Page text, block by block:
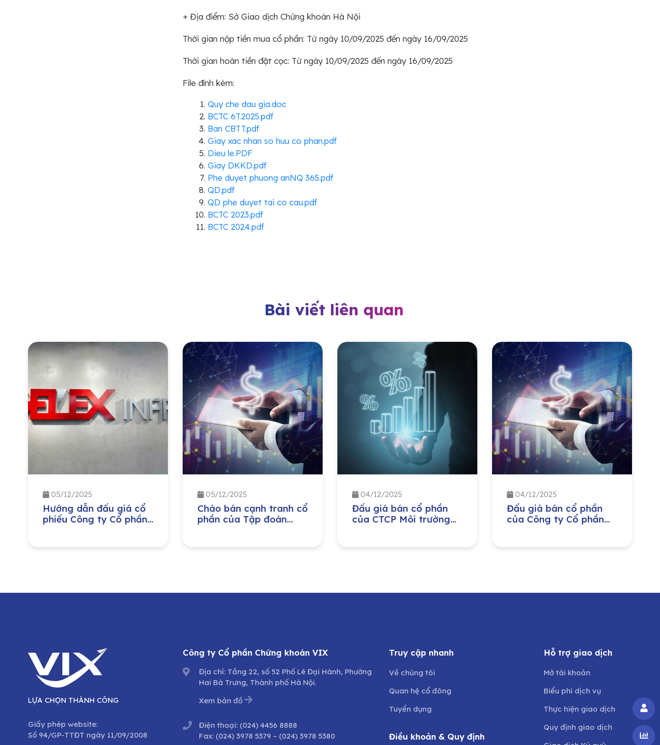
+ Địa điểm: Sở Giao dịch Chứng khoán Hà Nội
Thời gian nộp tiền mua cổ phần: Từ ngày 10/09/2025 đến ngày 16/09/2025
Thời gian hoàn tiền đặt cọc: Từ ngày 10/09/2025 đến ngày 16/09/2025
File đính kèm:
Quy che dau gia.doc
BCTC 6T.2025.pdf
Ban CBTT.pdf
Giay xac nhan so huu co phan.pdf
Dieu le.PDF
Giay DKKD.pdf
Phe duyet phuong anNQ 365.pdf
QD.pdf
QD phe duyet tai co cau.pdf
BCTC 2023.pdf
BCTC 2024.pdf
Bài viết liên quan
05/12/2025
Hướng dẫn đấu giá cổ
phiếu Công ty Cổ phần
05/12/2025
Chào bán cạnh tranh cổ
phần của Tập đoàn
cổ phần (PVMR)
04/12/2025
Đấu giá bán cổ phần
của CTCP Môi trường
04/12/2025
Đấu giá bán cổ phần
của Công ty Cổ phần
LỰA CHỌN THÀNH CÔNG
Giấy phép website:
Số 94/GP-TTĐT ngày 11/09/2008
Công ty Cổ phần Chứng khoán VIX
Địa chỉ: Tầng 22, số 52 Phố Lê Đại Hành, Phường
Hai Bà Trưng, Thành phố Hà Nội.
Xem bản đồ
Điện thoại: (024) 4456 8888
Fax: (024) 3978 5379 – (024) 3978 5380
Truy cập nhanh
Về chúng tôi
Quan hệ cổ đông
Tuyển dụng
Điều khoản & Quy định
Hỗ trợ giao dịch
Mở tài khoản
Biểu phí dịch vụ
Thực hiện giao dịch
Quy định giao dịch